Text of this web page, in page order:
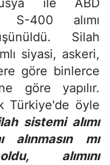
ile ABD
S-400 alımı
Silah
siyasi, askeri,
göre binlerce
göre yapılır.
Türkiye'de öyle
sistemi alımı
alınmasın mı
alımını